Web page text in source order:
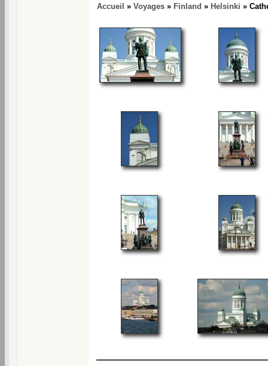
Accueil » Voyages» Finland » Helsinki »